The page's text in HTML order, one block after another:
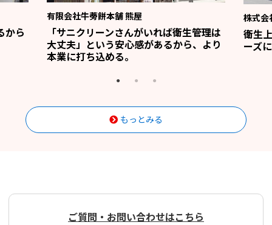
から
有限会社牛蒡餅本舗 熊屋
「サニクリーンさんがいれば衛生管理は
大丈夫」という安心感があるから、より
本業に打ち込める。
株式会
衛生
ーズ
もっとみる
ご質問・お問い合わせはこちら